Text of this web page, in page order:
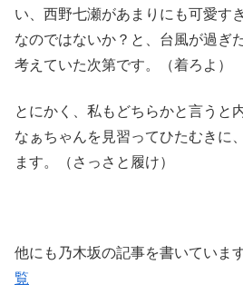
い、西野七瀬があまりにも可愛す
なのではないか？と、台風が過ぎ
考えていた次第です。（着ろよ）
とにかく、私もどちらかと言うと
なぁちゃんを見習ってひたむきに
ます。（さっさと履け）
他にも乃木坂の記事を書いていま
覧